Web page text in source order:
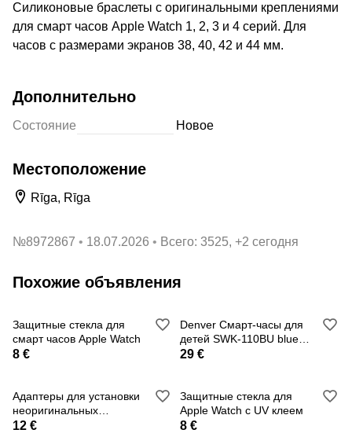
Силиконовые браслеты с оригинальными креплениями
для смарт часов Apple Watch 1, 2, 3 и 4 серий. Для
часов с размерами экранов 38, 40, 42 и 44 мм.
Дополнительно
Состояние Новое
Местоположение
Rīga, Rīga
№8972867 18.07.2026 Всего: 3525, +2 сегодня
Похожие объявления
Защитные стекла для
смарт часов Apple Watch
8 €
Denver Смарт-часы для
детей SWK-110BU blue
Демо вариант
29 €
Адаптеры для установки
неоригинальных
браслетов на Apple Wat
12 €
Защитные стекла для
Apple Watch с UV клеем
8 €